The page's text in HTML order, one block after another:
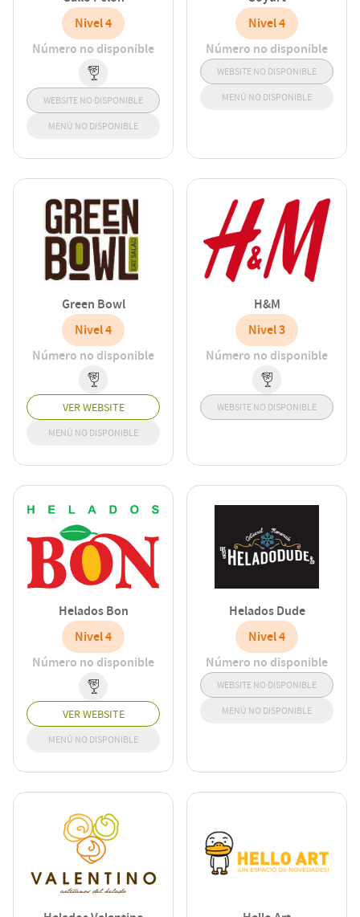
Nivel 4
Número no disponible
WEBSITE NO DISPONIBLE
MENÚ NO DISPONIBLE
Nivel 4
Número no disponible
WEBSITE NO DISPONIBLE
MENÚ NO DISPONIBLE
Green Bowl
Nivel 4
Número no disponible
VER WEBSITE
MENÚ NO DISPONIBLE
H&M
Nivel 3
Número no disponible
WEBSITE NO DISPONIBLE
Helados Bon
Nivel 4
Número no disponible
VER WEBSITE
MENÚ NO DISPONIBLE
Helados Dude
Nivel 4
Número no disponible
WEBSITE NO DISPONIBLE
MENÚ NO DISPONIBLE